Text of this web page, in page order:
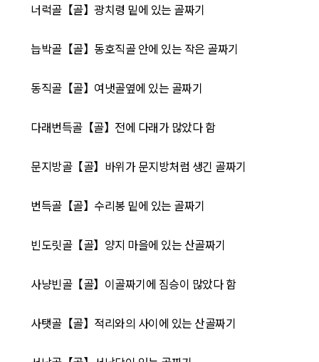
너럭골【골】광치령 밑에 있는 골짜기
늡박골【골】동호직골 안에 있는 작은 골짜기
동직골【골】여냇골옆에 있는 골짜기
다래번득골【골】전에 다래가 많았다 함
문지방골【골】바위가 문지방처럼 생긴 골짜기
번득골【골】수리봉 밑에 있는 골짜기
빈도릿골【골】양지 마을에 있는 산골짜기
사냥빈골【골】이골짜기에 짐승이 많았다 함
사탯골【골】적리와의 사이에 있는 산골짜기